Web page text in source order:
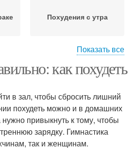
Похудения с утра
Танцы для похудения
Бег на мышцы
Показать все
как похудеть
в зал, чтобы сбросить лишний
похудеть можно и в домашних
привыкнуть к тому, чтобы
зарядку. Гимнастика
так и женщинам.